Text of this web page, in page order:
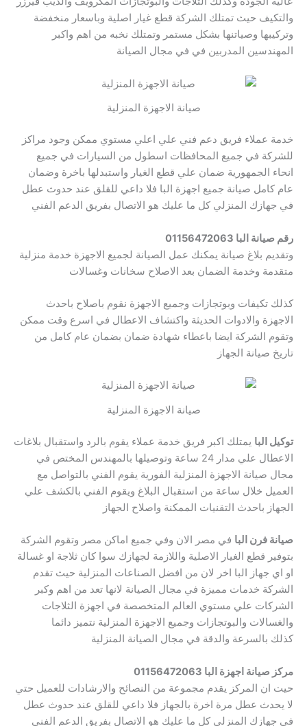
والتكيف حيث تمتلك الشركة قطع غيار اصلية وباسعار منخفضة
وتركيبها وصياتنها بشكل مستمر وتمتلك نخبه من اهم واكبر
المهندسين المدربين في في مجال الصيانة
صيانة الاجهزة المنزلية
خدمة عملاء فريق دعم فني علي اعلي مستوي ممكن وجود مراكز
للشركة في جميع المحافظات اسطول من السيارات في جميع
انحاء الجمهورية ضمان علي قطع الغيار واستبدلها باخرة وضمان
عام كامل صيانة جميع اجهزة البا فلا داعي للقلق عند حدوث عطل
في جهازك المنزلي كل ما عليك هو الاتصال بفريق الدعم الفني
رقم صيانة البا 01156472063
وتقديم بلاغ صيانة يمكنك عمل الصيانة لجميع الاجهزة خدمة منزلية
متقدمة وخدمة الضمان بعد الاصلاح سخانات وغسالات
كذلك تكيفات وبوتجازات وجميع الاجهزة نقوم باصلاح باحدث
الاجهزة والادوات الحديثة واكتشاف الاعطال في اسرع وقت ممكن
وتقوم الشركة ايضا باعطاء شهادة ضمان بضمان عام كامل من
تاريخ صيانة الجهاز
صيانة الاجهزة المنزلية
توكيل البا يمتلك اكبر فريق خدمة عملاء يقوم بالرد واستقبال بلاغات
الاعطال علي مدار 24 ساعة وتوصيلها بالمهندس المختص في
مجال صيانة الاجهزة المنزلية الفورية يقوم الفني بالتواصل مع
العميل خلال ساعة من استقبال البلاغ ويقوم الفني بالكشف علي
الجهاز باحدث التقنيات الممكنة واصلاح الجهاز
صيانة فرن البا في مصر الان وفي جميع اماكن مصر وتقوم الشركة
بتوفير قطع الغيار الاصلية واللازمة لجهازك سوا كان ثلاجة او غسالة
او اي جهاز البا اخر لان من افضل الصناعات المنزلية حيث تقدم
الشركة خدمات مميزة في مجال الصيانة لانها تعد من اهم وكبر
الشركات علي مستوي العالم المتخصصة في اجهزة الثلاجات
والغسالات والبوتجازات وجميع الاجهزة المنزلية نتميز دائما
كذلك بالسرعة والدقة في مجال الصيانة المنزلية
مركز صيانة اجهزة البا 01156472063
حيت ان المركز يقدم مجموعة من النصائح والارشادات للعميل حتي
لا يحدث عطل مرة اخرة بالجهاز فلا داعي للقلق عند حدوث عطل
في جهازك المنزلي كل ما عليك هو الاتصال بفريق الدعم الفني